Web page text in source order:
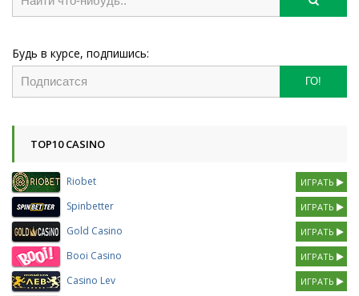
Будь в курсе, подпишись:
ГО!
TOP10 CASINO
Riobet ИГРАТЬ
Spinbetter ИГРАТЬ
Gold Casino ИГРАТЬ
Booi Casino ИГРАТЬ
Casino Lev ИГРАТЬ